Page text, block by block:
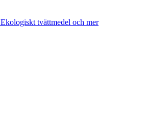
Ekologiskt tvättmedel och mer